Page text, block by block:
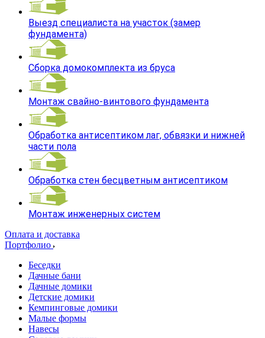
Выезд специалиста на участок (замер
фундамента)
Сборка домокомплекта из бруса
Монтаж свайно-винтового фундамента
Обработка антисептиком лаг, обвязки и нижней
части пола
Обработка стен бесцветным антисептиком
Монтаж инженерных систем
Оплата и доставка
Портфолио
Беседки
Дачные бани
Дачные домики
Детские домики
Кемпинговые домики
Малые формы
Навесы